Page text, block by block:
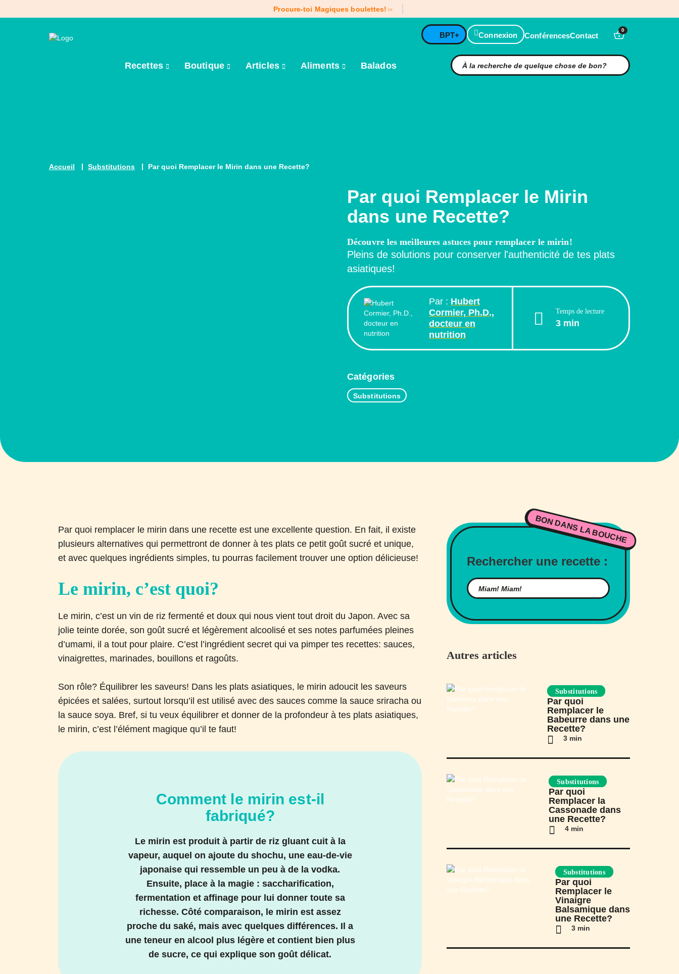
Procure-toi Magiques boulettes!
BPT+ Connexion ConférencesContact
0
Recettes Boutique Articles Aliments Balados
Accueil Substitutions Par quoi Remplacer le Mirin dans une Recette?
Par quoi Remplacer le Mirin
dans une Recette?
Découvre les meilleures astuces pour remplacer le mirin!
Pleins de solutions pour conserver l'authenticité de tes plats
asiatiques!
Par : Hubert
Cormier, Ph.D.,
docteur en
nutrition
Temps de lecture
3 min
Catégories
Substitutions
Par quoi remplacer le mirin dans une recette est une excellente question. En fait, il existe
plusieurs alternatives qui permettront de donner à tes plats ce petit goût sucré et unique,
et avec quelques ingrédients simples, tu pourras facilement trouver une option délicieuse!
Le mirin, c’est quoi?
Le mirin, c’est un vin de riz fermenté et doux qui nous vient tout droit du Japon. Avec sa
jolie teinte dorée, son goût sucré et légèrement alcoolisé et ses notes parfumées pleines
d’umami, il a tout pour plaire. C’est l’ingrédient secret qui va pimper tes recettes: sauces,
vinaigrettes, marinades, bouillons et ragoûts.
Son rôle? Équilibrer les saveurs! Dans les plats asiatiques, le mirin adoucit les saveurs
épicées et salées, surtout lorsqu’il est utilisé avec des sauces comme la sauce sriracha ou
la sauce soya. Bref, si tu veux équilibrer et donner de la profondeur à tes plats asiatiques,
le mirin, c’est l’élément magique qu’il te faut!
Comment le mirin est-il
fabriqué?
Le mirin est produit à partir de riz gluant cuit à la
vapeur, auquel on ajoute du shochu, une eau-de-vie
japonaise qui ressemble un peu à de la vodka.
Ensuite, place à la magie : saccharification,
fermentation et affinage pour lui donner toute sa
richesse. Côté comparaison, le mirin est assez
proche du saké, mais avec quelques différences. Il a
une teneur en alcool plus légère et contient bien plus
de sucre, ce qui explique son goût délicat.
BON DANS LA BOUCHE
Rechercher une recette :
Autres articles
Substitutions
Par quoi
Remplacer le
Babeurre dans une
Recette?
3 min
Substitutions
Par quoi
Remplacer la
Cassonade dans
une Recette?
4 min
Substitutions
Par quoi
Remplacer le
Vinaigre
Balsamique dans
une Recette?
3 min